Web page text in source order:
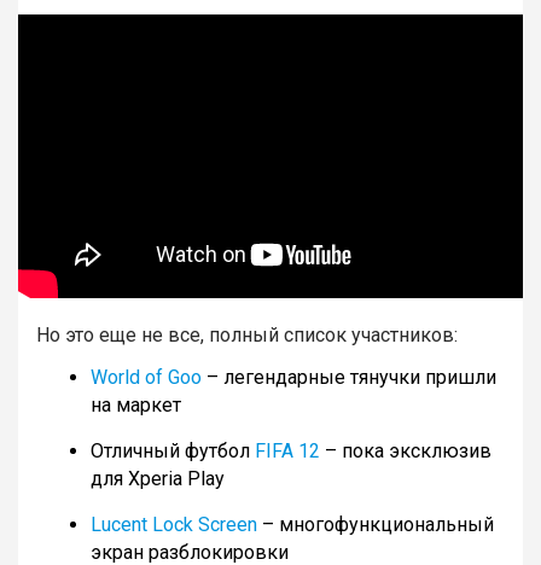
Но это еще не все, полный список участников:
World of Goo – легендарные тянучки пришли
на маркет
Отличный футбол FIFA 12 – пока эксклюзив
для Xperia Play
Lucent Lock Screen – многофункциональный
экран разблокировки